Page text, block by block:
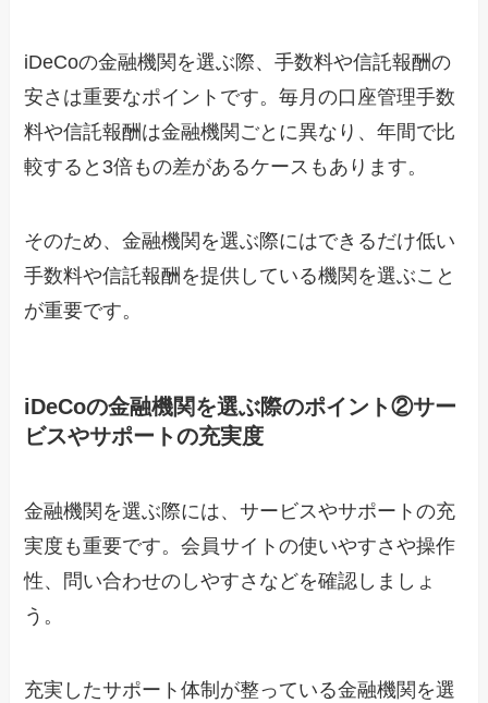
iDeCoの金融機関を選ぶ際、手数料や信託報酬の
安さは重要なポイントです。毎月の口座管理手数
料や信託報酬は金融機関ごとに異なり、年間で比
較すると3倍もの差があるケースもあります。
そのため、金融機関を選ぶ際にはできるだけ低い
手数料や信託報酬を提供している機関を選ぶこと
が重要です。
iDeCoの金融機関を選ぶ際のポイント②サー
ビスやサポートの充実度
金融機関を選ぶ際には、サービスやサポートの充
実度も重要です。会員サイトの使いやすさや操作
性、問い合わせのしやすさなどを確認しましょ
う。
充実したサポート体制が整っている金融機関を選